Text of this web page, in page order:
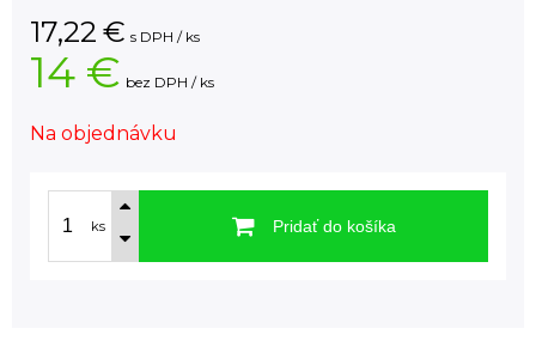
17,22 € s DPH / ks
14 € bez DPH / ks
Na objednávku
ks Pridať do košíka